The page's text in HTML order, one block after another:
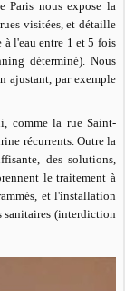
Paris nous expose la
visitées, et détaille
à l'eau entre 1 et 5 fois
déterminé). Nous
ajustant, par exemple
comme la rue Saint-
récurrents. Outre la
des solutions,
le traitement à
et l'installation
sanitaires (interdiction